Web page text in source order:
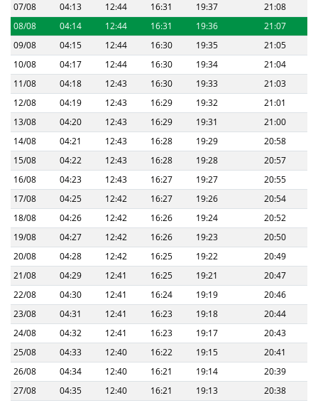
07/08
04:13 12:44 16:31 19:37
21:08
08/08
04:14 12:44 16:31 19:36
21:07
09/08
04:15 12:44 16:30 19:35
21:05
10/08
04:17 12:44 16:30 19:34
21:04
11/08
04:18 12:43 16:30 19:33
21:03
12/08
04:19 12:43 16:29 19:32
21:01
13/08
04:20 12:43 16:29 19:31
21:00
14/08
04:21 12:43 16:28 19:29
20:58
15/08
04:22 12:43 16:28 19:28
20:57
16/08
04:23 12:43 16:27 19:27
20:55
17/08
04:25 12:42 16:27 19:26
20:54
18/08
04:26 12:42 16:26 19:24
20:52
19/08
04:27 12:42 16:26 19:23
20:50
20/08
04:28 12:42 16:25 19:22
20:49
21/08
04:29 12:41 16:25 19:21
20:47
22/08
04:30 12:41 16:24 19:19
20:46
23/08
04:31 12:41 16:23 19:18
20:44
24/08
04:32 12:41 16:23 19:17
20:43
25/08
04:33 12:40 16:22 19:15
20:41
26/08
04:34 12:40 16:21 19:14
20:39
27/08
04:35 12:40 16:21 19:13
20:38